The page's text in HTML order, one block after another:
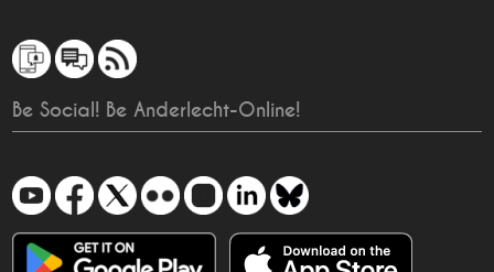
Be Social! Be Anderlecht-Online!